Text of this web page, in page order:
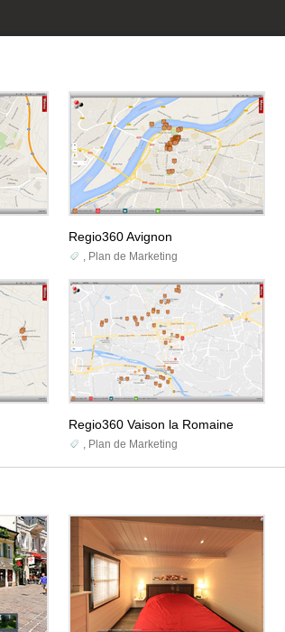
Regio360 Avignon
, Plan de Marketing
Regio360 Vaison la Romaine
, Plan de Marketing